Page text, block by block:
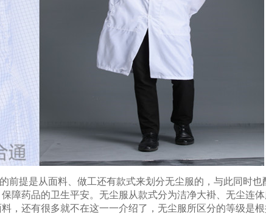
前提是从面料、做工还有款式来划分无尘服的，与此同时也
障药品的卫生平安。无尘服从款式分为洁净大褂、无尘连
，还有很多就不在这一一介绍了，无尘服所区分的等级是